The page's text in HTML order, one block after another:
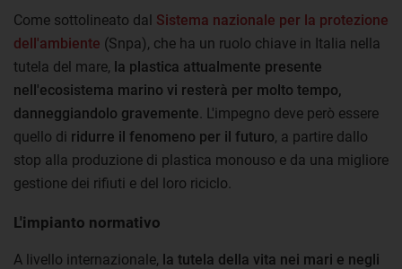
Come sottolineato dal Sistema nazionale per la protezione
dell'ambiente (Snpa), che ha un ruolo chiave in Italia nella
tutela del mare, la plastica attualmente presente
nell'ecosistema marino vi resterà per molto tempo,
danneggiandolo gravemente . L'impegno deve però essere
quello di ridurre il fenomeno per il futuro, a partire dallo
stop alla produzione di plastica monouso e da una migliore
gestione dei rifiuti e del loro riciclo.
L'impianto normativo
A livello internazionale, la tutela della vita nei mari e negli